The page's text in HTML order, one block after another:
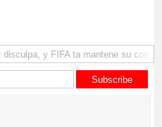
y FIFA ta mantene su como
Subscribe